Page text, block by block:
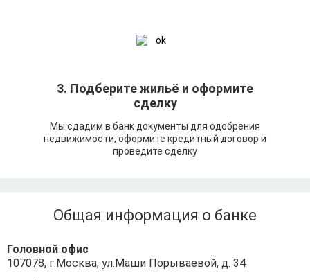
3. Подберите жильё и оформите
сделку
Мы сдадим в банк документы для одобрения
недвижимости, оформите кредитный договор и
проведите сделку
Общая информация о банке
Головной офис
107078, г.Москва, ул.Маши Порываевой, д. 34